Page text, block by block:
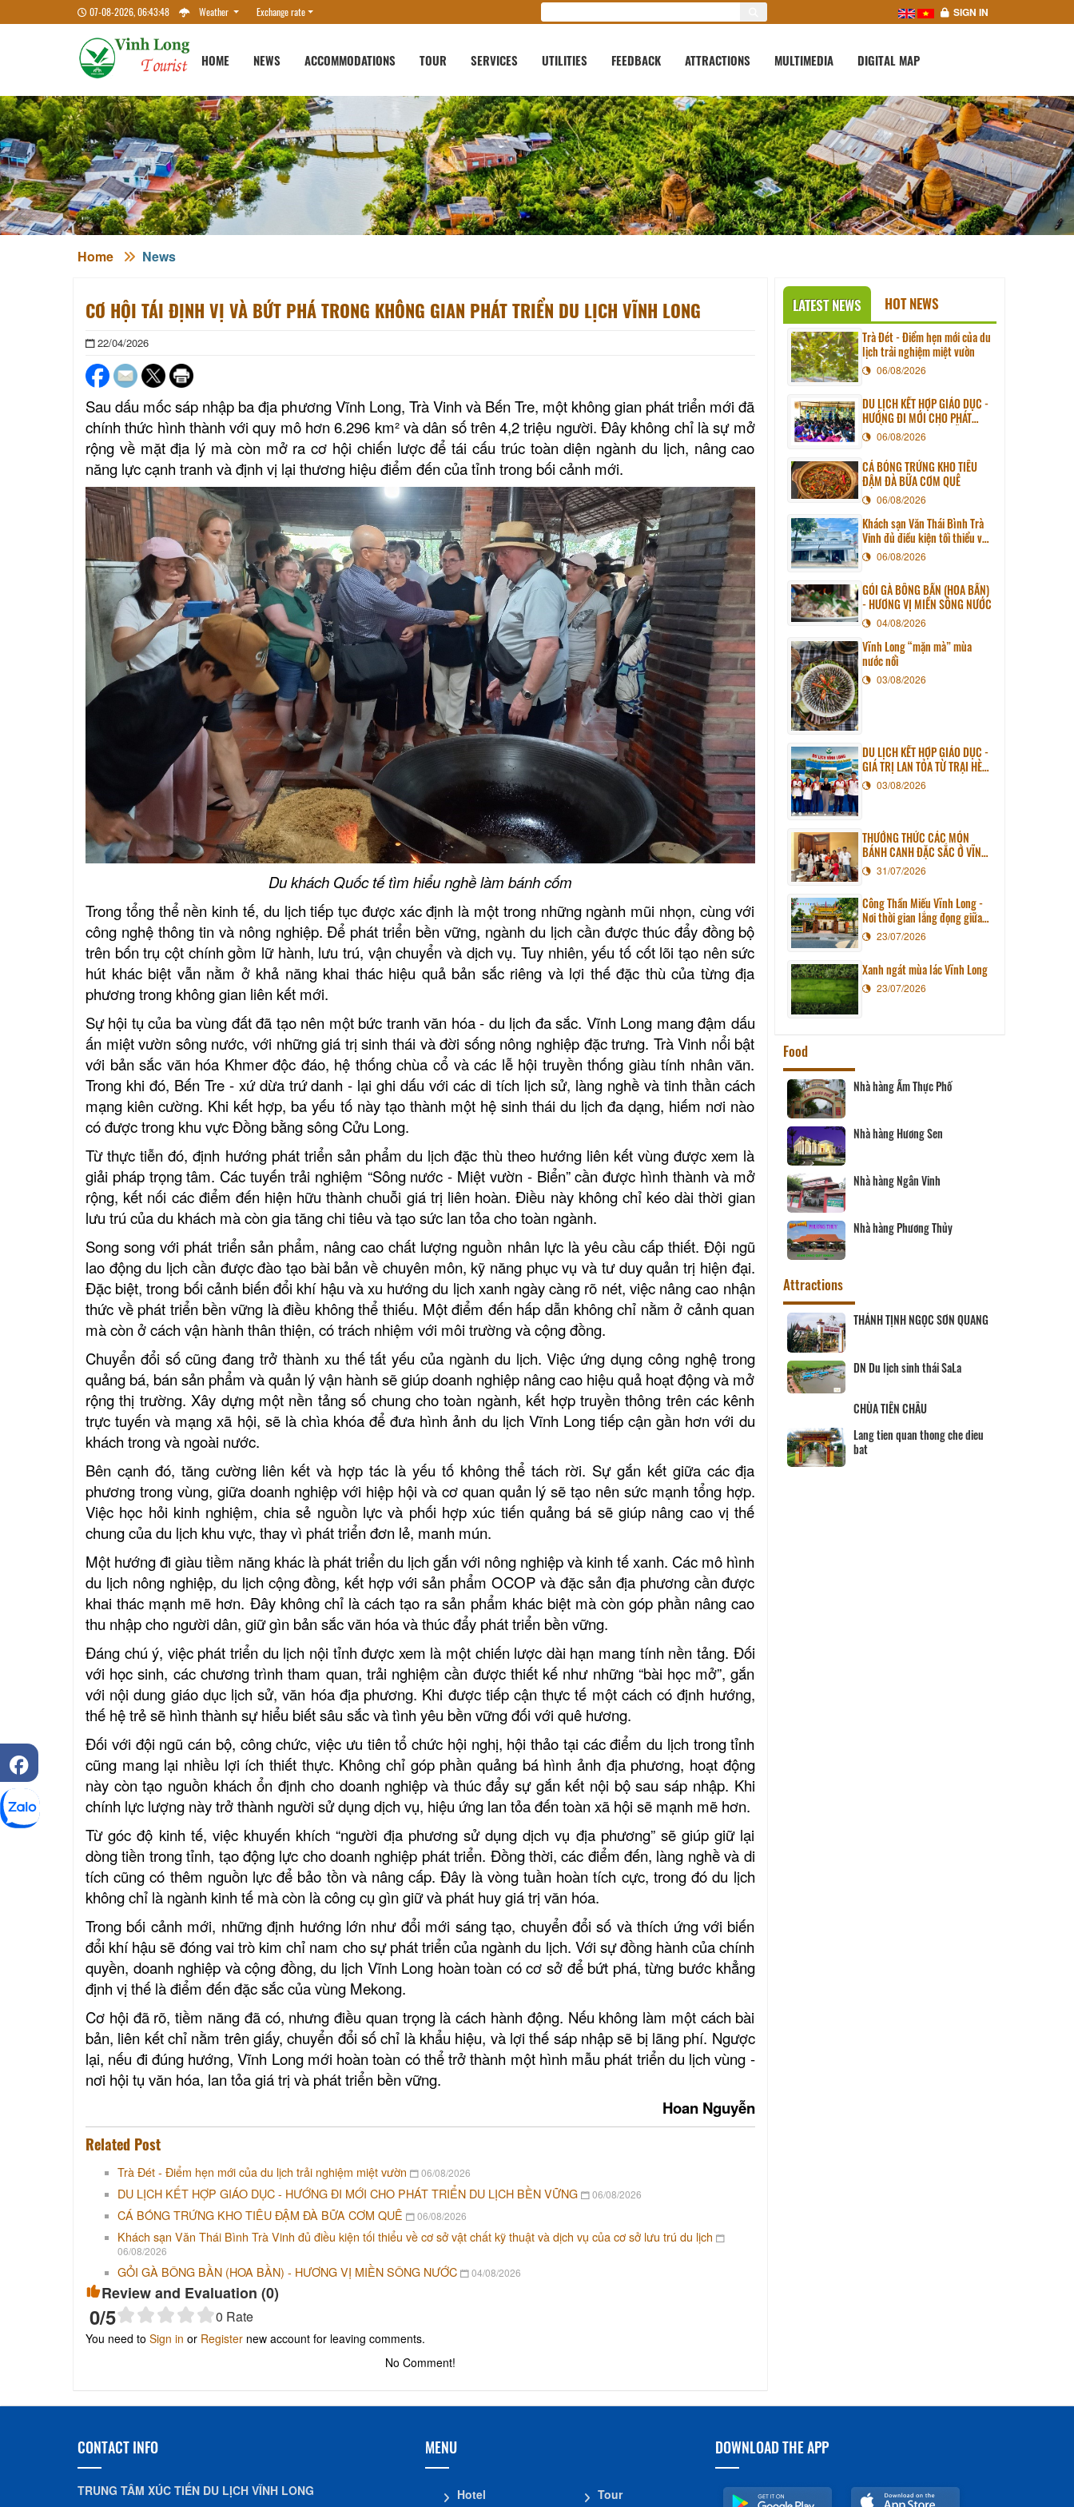
07-08-2026, 06:43:49 Weather Exchange rate SIGN IN
HOME NEWS ACCOMMODATIONS TOUR SERVICES UTILITIES FEEDBACK ATTRACTIONS MULTIMEDIA DIGITAL MAP
Home News
CƠ HỘI TÁI ĐỊNH VỊ VÀ BỨT PHÁ TRONG KHÔNG GIAN PHÁT TRIỂN DU LỊCH VĨNH LONG
22/04/2026
Sau dấu mốc sáp nhập ba địa phương Vĩnh Long, Trà Vinh và Bến Tre, một không gian phát triển mới đã
chính thức hình thành với quy mô hơn 6.296 km² và dân số trên 4,2 triệu người. Đây không chỉ là sự mở
rộng về mặt địa lý mà còn mở ra cơ hội chiến lược để tái cấu trúc toàn diện ngành du lịch, nâng cao
năng lực cạnh tranh và định vị lại thương hiệu điểm đến của tỉnh trong bối cảnh mới.
Du khách Quốc tế tìm hiểu nghề làm bánh cốm
Trong tổng thể nền kinh tế, du lịch tiếp tục được xác định là một trong những ngành mũi nhọn, cùng với
công nghệ thông tin và nông nghiệp. Để phát triển bền vững, ngành du lịch cần được thúc đẩy đồng bộ
trên bốn trụ cột chính gồm lữ hành, lưu trú, vận chuyển và dịch vụ. Tuy nhiên, yếu tố cốt lõi tạo nên sức
hút khác biệt vẫn nằm ở khả năng khai thác hiệu quả bản sắc riêng và lợi thế đặc thù của từng địa
phương trong không gian liên kết mới.
Sự hội tụ của ba vùng đất đã tạo nên một bức tranh văn hóa - du lịch đa sắc. Vĩnh Long mang đậm dấu
ấn miệt vườn sông nước, với những giá trị sinh thái và đời sống nông nghiệp đặc trưng. Trà Vinh nổi bật
với bản sắc văn hóa Khmer độc đáo, hệ thống chùa cổ và các lễ hội truyền thống giàu tính nhân văn.
Trong khi đó, Bến Tre - xứ dừa trứ danh - lại ghi dấu với các di tích lịch sử, làng nghề và tinh thần cách
mạng kiên cường. Khi kết hợp, ba yếu tố này tạo thành một hệ sinh thái du lịch đa dạng, hiếm nơi nào
có được trong khu vực Đồng bằng sông Cửu Long.
Từ thực tiễn đó, định hướng phát triển sản phẩm du lịch đặc thù theo hướng liên kết vùng được xem là
giải pháp trọng tâm. Các tuyến trải nghiệm “Sông nước - Miệt vườn - Biển” cần được hình thành và mở
rộng, kết nối các điểm đến hiện hữu thành chuỗi giá trị liên hoàn. Điều này không chỉ kéo dài thời gian
lưu trú của du khách mà còn gia tăng chi tiêu và tạo sức lan tỏa cho toàn ngành.
Song song với phát triển sản phẩm, nâng cao chất lượng nguồn nhân lực là yêu cầu cấp thiết. Đội ngũ
lao động du lịch cần được đào tạo bài bản về chuyên môn, kỹ năng phục vụ và tư duy quản trị hiện đại.
Đặc biệt, trong bối cảnh biến đổi khí hậu và xu hướng du lịch xanh ngày càng rõ nét, việc nâng cao nhận
thức về phát triển bền vững là điều không thể thiếu. Một điểm đến hấp dẫn không chỉ nằm ở cảnh quan
mà còn ở cách vận hành thân thiện, có trách nhiệm với môi trường và cộng đồng.
Chuyển đổi số cũng đang trở thành xu thế tất yếu của ngành du lịch. Việc ứng dụng công nghệ trong
quảng bá, bán sản phẩm và quản lý vận hành sẽ giúp doanh nghiệp nâng cao hiệu quả hoạt động và mở
rộng thị trường. Xây dựng một nền tảng số chung cho toàn ngành, kết hợp truyền thông trên các kênh
trực tuyến và mạng xã hội, sẽ là chìa khóa để đưa hình ảnh du lịch Vĩnh Long tiếp cận gần hơn với du
khách trong và ngoài nước.
Bên cạnh đó, tăng cường liên kết và hợp tác là yếu tố không thể tách rời. Sự gắn kết giữa các địa
phương trong vùng, giữa doanh nghiệp với hiệp hội và cơ quan quản lý sẽ tạo nên sức mạnh tổng hợp.
Việc học hỏi kinh nghiệm, chia sẻ nguồn lực và phối hợp xúc tiến quảng bá sẽ giúp nâng cao vị thế
chung của du lịch khu vực, thay vì phát triển đơn lẻ, manh mún.
Một hướng đi giàu tiềm năng khác là phát triển du lịch gắn với nông nghiệp và kinh tế xanh. Các mô hình
du lịch nông nghiệp, du lịch cộng đồng, kết hợp với sản phẩm OCOP và đặc sản địa phương cần được
khai thác mạnh mẽ hơn. Đây không chỉ là cách tạo ra sản phẩm khác biệt mà còn góp phần nâng cao
thu nhập cho người dân, giữ gìn bản sắc văn hóa và thúc đẩy phát triển bền vững.
Đáng chú ý, việc phát triển du lịch nội tỉnh được xem là một chiến lược dài hạn mang tính nền tảng. Đối
với học sinh, các chương trình tham quan, trải nghiệm cần được thiết kế như những “bài học mở”, gắn
với nội dung giáo dục lịch sử, văn hóa địa phương. Khi được tiếp cận thực tế một cách có định hướng,
thế hệ trẻ sẽ hình thành sự hiểu biết sâu sắc và tình yêu bền vững đối với quê hương.
Đối với đội ngũ cán bộ, công chức, việc ưu tiên tổ chức hội nghị, hội thảo tại các điểm du lịch trong tỉnh
cũng mang lại nhiều lợi ích thiết thực. Không chỉ góp phần quảng bá hình ảnh địa phương, hoạt động
này còn tạo nguồn khách ổn định cho doanh nghiệp và thúc đẩy sự gắn kết nội bộ sau sáp nhập. Khi
chính lực lượng này trở thành người sử dụng dịch vụ, hiệu ứng lan tỏa đến toàn xã hội sẽ mạnh mẽ hơn.
Từ góc độ kinh tế, việc khuyến khích “người địa phương sử dụng dịch vụ địa phương” sẽ giúp giữ lại
dòng tiền trong tỉnh, tạo động lực cho doanh nghiệp phát triển. Đồng thời, các điểm đến, làng nghề và di
tích cũng có thêm nguồn lực để bảo tồn và nâng cấp. Đây là vòng tuần hoàn tích cực, trong đó du lịch
không chỉ là ngành kinh tế mà còn là công cụ gìn giữ và phát huy giá trị văn hóa.
Trong bối cảnh mới, những định hướng lớn như đổi mới sáng tạo, chuyển đổi số và thích ứng với biến
đổi khí hậu sẽ đóng vai trò kim chỉ nam cho sự phát triển của ngành du lịch. Với sự đồng hành của chính
quyền, doanh nghiệp và cộng đồng, du lịch Vĩnh Long hoàn toàn có cơ sở để bứt phá, từng bước khẳng
định vị thế là điểm đến đặc sắc của vùng Mekong.
Cơ hội đã rõ, tiềm năng đã có, nhưng điều quan trọng là cách hành động. Nếu không làm một cách bài
bản, liên kết chỉ nằm trên giấy, chuyển đổi số chỉ là khẩu hiệu, và lợi thế sáp nhập sẽ bị lãng phí. Ngược
lại, nếu đi đúng hướng, Vĩnh Long mới hoàn toàn có thể trở thành một hình mẫu phát triển du lịch vùng -
nơi hội tụ văn hóa, lan tỏa giá trị và phát triển bền vững.
Hoan Nguyễn
Related Post
Trà Đét - Điểm hẹn mới của du lịch trải nghiệm miệt vườn 06/08/2026
DU LỊCH KẾT HỢP GIÁO DỤC - HƯỚNG ĐI MỚI CHO PHÁT TRIỂN DU LỊCH BỀN VỮNG 06/08/2026
CÁ BÓNG TRỨNG KHO TIÊU ĐẬM ĐÀ BỮA CƠM QUÊ 06/08/2026
Khách sạn Văn Thái Bình Trà Vinh đủ điều kiện tối thiểu về cơ sở vật chất kỹ thuật và dịch vụ của cơ sở lưu trú du lịch
06/08/2026
GỎI GÀ BÔNG BẦN (HOA BẦN) - HƯƠNG VỊ MIỀN SÔNG NƯỚC 04/08/2026
Review and Evaluation (0)
0/5 0 Rate
You need to Sign in or Register new account for leaving comments.
No Comment!
LATEST NEWS HOT NEWS
Trà Đét - Điểm hẹn mới của du
lịch trải nghiệm miệt vườn
06/08/2026
DU LỊCH KẾT HỢP GIÁO DỤC -
HƯỚNG ĐI MỚI CHO PHÁT
TRIỂN DU LỊCH BỀN VỮNG
06/08/2026
CÁ BÓNG TRỨNG KHO TIÊU
ĐẬM ĐÀ BỮA CƠM QUÊ
06/08/2026
Khách sạn Văn Thái Bình Trà
Vinh đủ điều kiện tối thiểu về
cơ sở vật chất kỹ thuật và
dịch vụ của cơ sở lưu trú du
lịch
06/08/2026
GỎI GÀ BÔNG BẦN (HOA BẦN)
- HƯƠNG VỊ MIỀN SÔNG NƯỚC
04/08/2026
Vĩnh Long “mặn mà” mùa
nước nổi
03/08/2026
DU LỊCH KẾT HỢP GIÁO DỤC -
GIÁ TRỊ LAN TỎA TỪ TRẠI HÈ
PHƯƠNG NAM NĂM 2026
03/08/2026
THƯỞNG THỨC CÁC MÓN
BÁNH CANH ĐẶC SẮC Ở VĨNH
LONG31/07/2026
Công Thần Miếu Vĩnh Long -
Nơi thời gian lắng đọng giữa
lòng phố thị
23/07/2026
Xanh ngát mùa lác Vĩnh Long
23/07/2026
Food
Nhà hàng Ẩm Thực Phố
Nhà hàng Hương Sen
Nhà hàng Ngân Vinh
Nhà hàng Phương Thủy
Attractions
Khu tưởng niệm cố Thủ tướng Võ
Văn Kiệt
BẢO TÀNG VĨNH LONG
Khu lưu niệm Giáo sư, Viện sĩ
Trần Đại Nghĩa
Hộ kinh doanh CocoHome
Khu lưu niệm Chủ tịch Hội đồng
KHU DU LỊCH VINH SANG
VĂN THÁNH MIẾU VĨNH LONG
DN Đình Tân Hoa
THÁNH TỊNH NGỌC SƠN QUANG
DN Du lịch sinh thái SaLa
CHÙA TIÊN CHÂU
Lang tien quan thong che dieu
CONTACT INFO
TRUNG TÂM XÚC TIẾN DU LỊCH VĨNH LONG
MENU
Hotel Tour
DOWNLOAD THE APP